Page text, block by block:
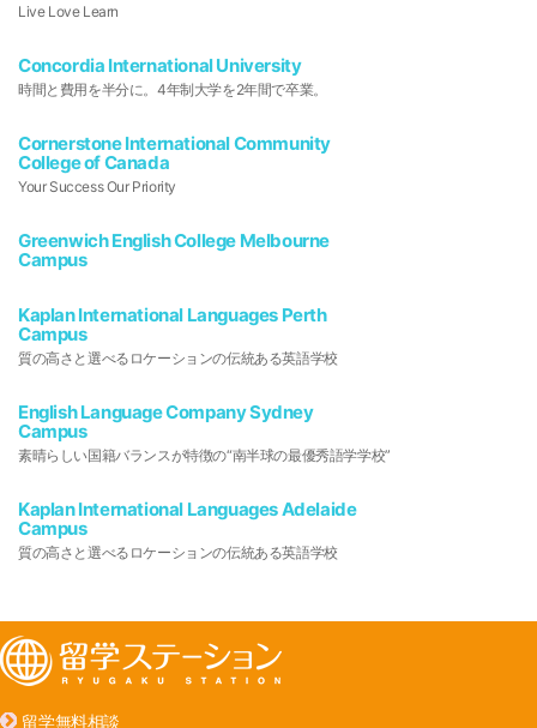
Live Love Learn
Concordia International University
時間と費用を半分に。4年制大学を2年間で卒業。
Cornerstone International Community
College of Canada
Your Success Our Priority
Greenwich English College Melbourne
Campus
Kaplan International Languages Perth
Campus
質の高さと選べるロケーションの伝統ある英語学校
English Language Company Sydney
Campus
素晴らしい国籍バランスが特徴の“南半球の最優秀語学学校”
Kaplan International Languages Adelaide
Campus
質の高さと選べるロケーションの伝統ある英語学校
留学無料相談